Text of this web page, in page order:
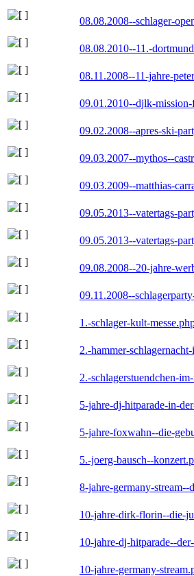
08.08.2008--schlager-
08.08.2010--11.-
08.11.2008--11-jahre-
09.01.2010--djlk-
09.02.2008--apres-ski-
09.03.2007--mythos--
09.03.2009--matthias-
09.05.2013--vatertags-
09.05.2013--vatertags-
09.08.2008--20-jahre-
09.11.2008--
1.-schlager-kult-
2.-hammer-
2.-schlagerstuendchen-
5-jahre-dj-hitparade-in-
5-jahre-foxwahn--die-
5.-joerg-bausch--
8-jahre-germany-stream--
10-jahre-dirk-florin--die-
10-jahre-dj-hitparade--
10-jahre-germany-